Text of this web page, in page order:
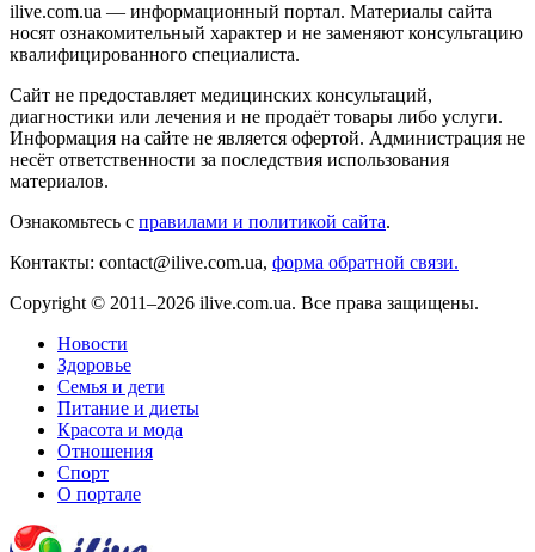
ilive.com.ua — информационный портал. Материалы сайта
носят ознакомительный характер и не заменяют консультацию
квалифицированного специалиста.
Сайт не предоставляет медицинских консультаций,
диагностики или лечения и не продаёт товары либо услуги.
Информация на сайте не является офертой. Администрация не
несёт ответственности за последствия использования
материалов.
Ознакомьтесь с правилами и политикой сайта.
Контакты: contact@ilive.com.ua, форма обратной связи.
Copyright © 2011–2026 ilive.com.ua. Все права защищены.
Новости
Здоровье
Семья и дети
Питание и диеты
Красота и мода
Отношения
Спорт
О портале